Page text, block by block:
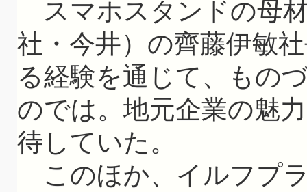
スマホスタンドの母
社・今井）の齊藤伊敏
る経験を通じて、もの
のでは。地元企業の魅
待していた。
このほか、イルフプ